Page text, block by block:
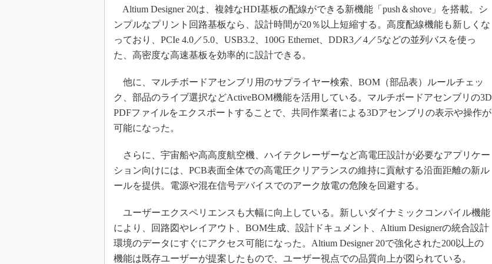
S＆OP
インダストリー4.0
イノベーション
メイドインジャパン
植物工場
知財マネジメント
グローバル設計・開発
制御セキュリティ
新型コロナへの対応
Altium Designer 20は、複雑なHDI基板の配線ができる新機能「push＆shove」を搭載。シ
ンプルなプリント回路基板なら、設計時間が20％以上短縮する。高度配線機能も新しくな
っており、PCIe 4.0／5.0、USB3.2、100G Ethernet、DDR3／4／5などの並列バスを使っ
た、高密度な高速基板を効率的に設計できる。
他に、マルチボードアセンブリ用のサプライヤー検索、BOM（部品表）ルールチェッ
ク、部品のライブ選択などActiveBOM機能を活用している。マルチボードアセンブリの3D
PDFファイルをエクスポートすることで、共同作業者による3Dアセンブリの表示や操作が
可能になった。
さらに、宇宙船や高高度航空機、ハイテクレーザーなど高電圧設計が必要なアプリケー
ション向けには、PCB表面全体での高電圧クリアランスの維持に貢献する沿面距離の新ル
ールを提供。電源や混在信号デバイスでのアーク放電の危険を回避する。
ユーザーエクスペリエンスも大幅に向上している。新しいダイナミックコンパイル機能
により、回路図やレイアウト、BOM生成、設計ドキュメント、Altium Designerの統合設計
環境のデータにすぐにアクセス可能になった。Altium Designer 20で強化された200以上の
機能は既存ユーザーが提案したもので、ユーザー視点での品質向上が図られている。